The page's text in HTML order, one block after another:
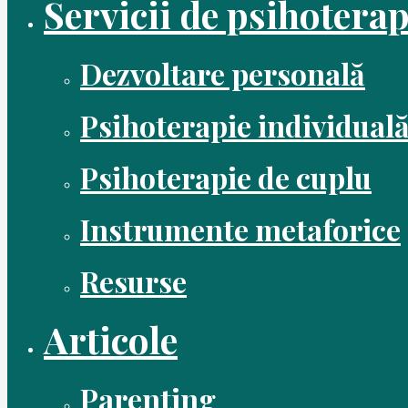
Servicii de
Dezvoltare personală
Psihoterapie
Psihoterapie de cuplu
Instrumente metaforice
Resurse
Articole
Parenting